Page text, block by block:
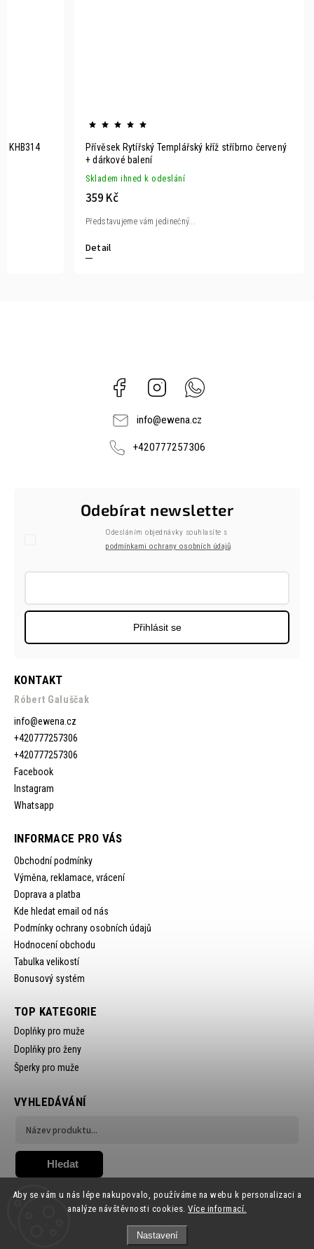
Aby se vám u nás lépe nakupovalo, používáme na webu k personalizaci a
analýze návštěvnosti cookies.Více informací.
Nastavení
KHB314
Přívěsek Rytířský Templářský kříž stříbrno červený
+ dárkové balení
Skladem ihned k odeslání
359 Kč
Detail
Představujeme vám jedinečný...
Facebook Instagram
info@ewena.cz
+420777257306
KONTAKT
Róbert Galuščak
info@ewena.cz
+420777257306
+420777257306
Facebook
Instagram
Whatsapp
INFORMACE PRO VÁS
Obchodní podmínky
Výměna, reklamace, vrácení
Doprava a platba
Kde hledat email od nás
Podmínky ochrany osobních údajů
Hodnocení obchodu
Tabulka velikostí
Bonusový systém
Odebírat newsletter
Odesláním objednávky souhlasíte s
podmínkami ochrany osobních údajů
Přihlásit se
TOP KATEGORIE
Doplňky pro muže
Doplňky pro ženy
Šperky pro muže
VYHLEDÁVÁNÍ
Hledat